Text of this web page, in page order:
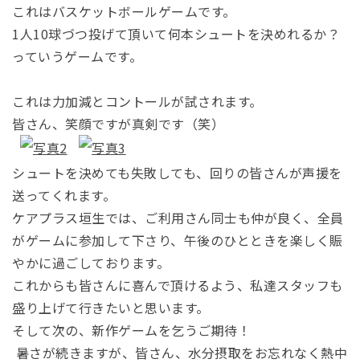
これはバスケットボールゲームです。
1人10球づつ投げて頂いて何本シュートを決めれるか？
っていうゲームです。
これは力加減とコントールが試されます。
皆さん、笑顔ですが真剣です（笑）
シュートを決めても失敗しても、回りの皆さんが声援を
送ってくれます。
ケアプラス垣生では、ご利用さん同士も仲が良く、全員
がゲームに参加して下さり、午後のひとときを楽しく賑
やかに過ごしております。
これからも皆さんに喜んで頂けるよう、私達スタッフも
盛り上げて行きたいと思います。
そして次の、新作ゲームを乞うご期待！
暑さが続きますが、皆さん、水分摂取をお忘れなく熱中